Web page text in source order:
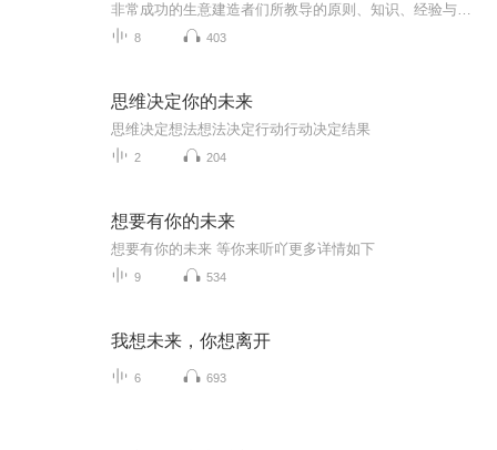
8 403
思维决定你的未来
思维决定想法想法决定行动行动决定结果
2 204
想要有你的未来
想要有你的未来 等你来听吖更多详情如下
9 534
我想未来，你想离开
6 693